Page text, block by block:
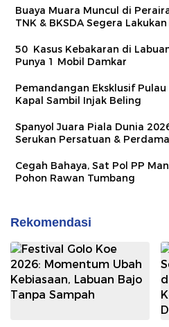
Buaya Muara Muncul di
TNK & BKSDA Segera
50 Kasus Kebakaran di
Punya 1 Mobil Damkar
Pemandangan Eksklusif
Kapal Sambil Injak Beling
Spanyol Juara Piala Dunia
Serukan Persatuan &
Cegah Bahaya, Sat Pol PP
Pohon Rawan Tumbang
Rekomendasi